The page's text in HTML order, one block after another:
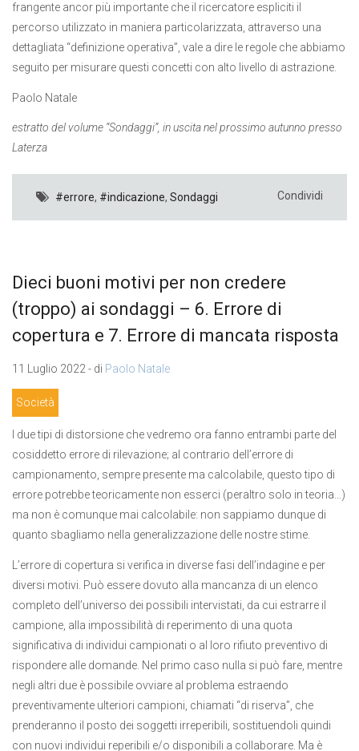
frangente ancor più importante che il ricercatore espliciti il
percorso utilizzato in maniera particolarizzata, attraverso una
dettagliata “definizione operativa”, vale a dire le regole che abbiamo
seguito per misurare questi concetti con alto livello di astrazione.
Paolo Natale
estratto del volume “Sondaggi”, in uscita nel prossimo autunno presso
Laterza
#errore, #indicazione, Sondaggi Condividi
Dieci buoni motivi per non credere
(troppo) ai sondaggi – 6. Errore di
copertura e 7. Errore di mancata risposta
11 Luglio 2022 - di Paolo Natale
Società
I due tipi di distorsione che vedremo ora fanno entrambi parte del
cosiddetto errore di rilevazione; al contrario dell’errore di
campionamento, sempre presente ma calcolabile, questo tipo di
errore potrebbe teoricamente non esserci (peraltro solo in teoria…)
ma non è comunque mai calcolabile: non sappiamo dunque di
quanto sbagliamo nella generalizzazione delle nostre stime.
L’errore di copertura si verifica in diverse fasi dell’indagine e per
diversi motivi. Può essere dovuto alla mancanza di un elenco
completo dell’universo dei possibili intervistati, da cui estrarre il
campione, alla impossibilità di reperimento di una quota
significativa di individui campionati o al loro rifiuto preventivo di
rispondere alle domande. Nel primo caso nulla si può fare, mentre
negli altri due è possibile ovviare al problema estraendo
preventivamente ulteriori campioni, chiamati “di riserva”, che
prenderanno il posto dei soggetti irreperibili, sostituendoli quindi
con nuovi individui reperibili e/o disponibili a collaborare. Ma è